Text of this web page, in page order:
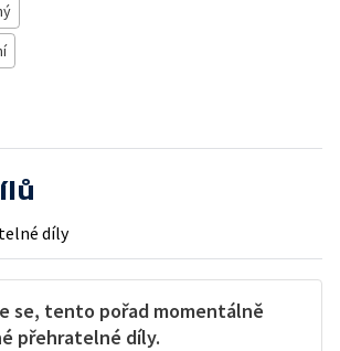
díly
se, tento pořad momentálně
přehratelné díly.